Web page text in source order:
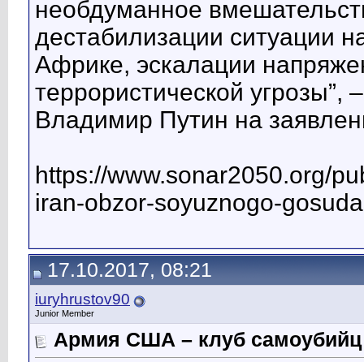
необдуманное
дестабилизации ситуации
Африке, эскалации
террористической угрозы”,
Владимир Путин на
https://www.sonar2050.org/
iran-obzor-soyuznogo-
17.10.2017, 08:21
iuryhrustov90
Junior Member
Армия США – клуб самоубийц